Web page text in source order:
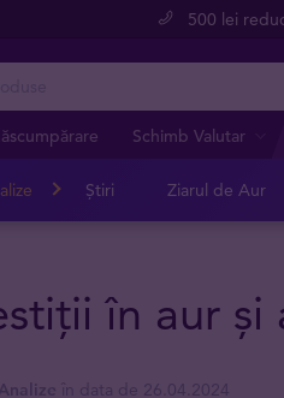
500 lei
Schimb Valutar
Știri Ziarul de Aur
în aur și